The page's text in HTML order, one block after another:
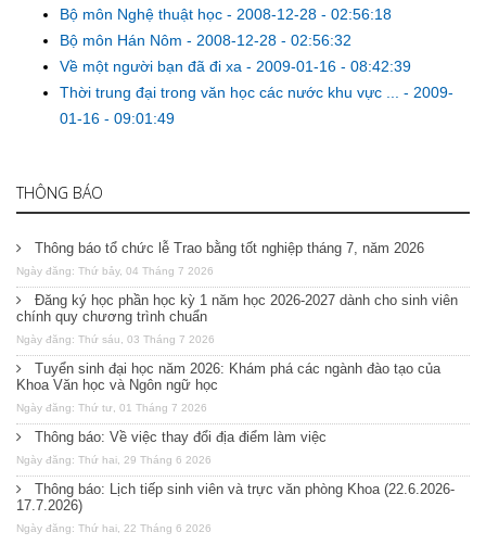
Bộ môn Nghệ thuật học - 2008-12-28 - 02:56:18
Bộ môn Hán Nôm - 2008-12-28 - 02:56:32
Về một người bạn đã đi xa - 2009-01-16 - 08:42:39
Thời trung đại trong văn học các nước khu vực ... - 2009-
01-16 - 09:01:49
THÔNG BÁO
Thông báo tổ chức lễ Trao bằng tốt nghiệp tháng 7, năm 2026
Ngày đăng: Thứ bảy, 04 Tháng 7 2026
Đăng ký học phần học kỳ 1 năm học 2026-2027 dành cho sinh viên
chính quy chương trình chuẩn
Ngày đăng: Thứ sáu, 03 Tháng 7 2026
Tuyển sinh đại học năm 2026: Khám phá các ngành đào tạo của
Khoa Văn học và Ngôn ngữ học
Ngày đăng: Thứ tư, 01 Tháng 7 2026
Thông báo: Về việc thay đổi địa điểm làm việc
Ngày đăng: Thứ hai, 29 Tháng 6 2026
Thông báo: Lịch tiếp sinh viên và trực văn phòng Khoa (22.6.2026-
17.7.2026)
Ngày đăng: Thứ hai, 22 Tháng 6 2026